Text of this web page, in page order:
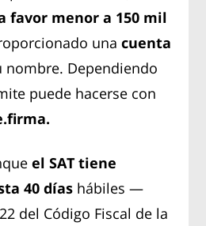
favor menor a 150 mil
unacuenta
nombre. Dependiendo
puede hacerse con
el SAT tiene
40 días hábiles —
del Código Fiscal de la